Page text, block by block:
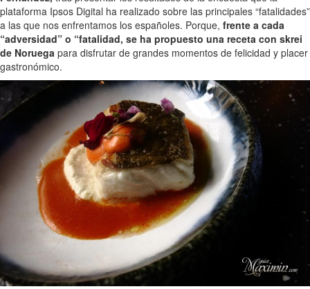
plataforma Ipsos Digital ha realizado sobre las principales “fatalidades”
a las que nos enfrentamos los españoles. Porque, frente a cada
“adversidad” o “fatalidad, se ha propuesto una receta con skrei
de Noruega para disfrutar de grandes momentos de felicidad y placer
gastronómico.